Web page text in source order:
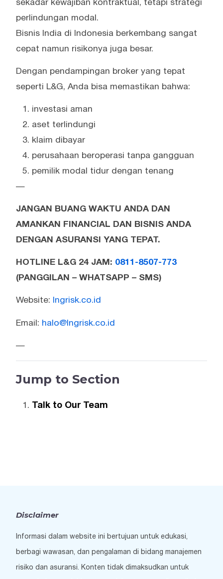
sekadar kewajiban kontraktual, tetapi strategi
perlindungan modal.
Bisnis India di Indonesia berkembang sangat
cepat namun risikonya juga besar.
Dengan pendampingan broker yang tepat
seperti L&G, Anda bisa memastikan bahwa:
investasi aman
aset terlindungi
klaim dibayar
perusahaan beroperasi tanpa gangguan
pemilik modal tidur dengan tenang
—
JANGAN BUANG WAKTU ANDA DAN
AMANKAN FINANCIAL DAN BISNIS ANDA
DENGAN ASURANSI YANG TEPAT.
HOTLINE L&G 24 JAM: 0811-8507-773
(PANGGILAN – WHATSAPP – SMS)
Website: lngrisk.co.id
Email: halo@lngrisk.co.id
—
Jump to Section
Talk to Our Team
Disclaimer
Informasi dalam website ini bertujuan untuk edukasi,
berbagi wawasan, dan pengalaman di bidang manajemen
risiko dan asuransi. Konten tidak dimaksudkan untuk